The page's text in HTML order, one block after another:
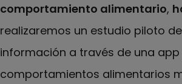
comportamiento alimentario,
realizaremos un estudio piloto
información a través de una
comportamientos alimentarios